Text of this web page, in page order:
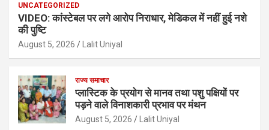
UNCATEGORIZED
VIDEO: कांस्टेबल पर लगे आरोप निराधार, मेडिकल में नहीं हुई नशे
की पुष्टि
August 5, 2026 Lalit Uniyal
राज्य समाचार
प्लास्टिक के प्रयोग से मानव तथा पशु पक्षियों पर
पड़ने वाले विनाशकारी प्रभाव पर मंथन
August 5, 2026 Lalit Uniyal